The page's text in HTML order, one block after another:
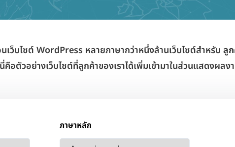
เว็บไซต์ WordPress หลายภาษากว่าหนึ่งล้านเว็บไซต์สำหรับ ลู
นี่คือตัวอย่างเว็บไซต์ที่ลูกค้าของเราได้เพิ่มเข้ามาในส่วนแสดงผลง
ภาษาหลัก